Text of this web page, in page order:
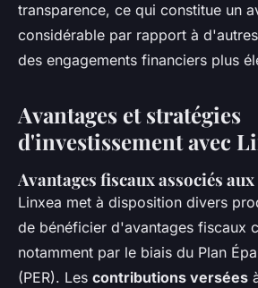
transparence, ce qui constitue un
considérable par rapport à
des engagements financiers plus
Avantages et stratégies
d'investissement avec
Avantages fiscaux associés
Linxea met à disposition divers
de bénéficier d'avantages fiscaux
notamment par le biais du Plan
(PER). Les contributions versées